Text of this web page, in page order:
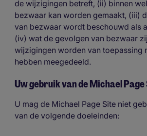
de wijzigingen betreft, (ii) binnen
bezwaar kan worden gemaakt, (iii)
van bezwaar wordt beschouwd als
(iv) wat de gevolgen van bezwaar
wijzigingen worden van toepassing
hebben meegedeeld.
Uw gebruik van de Michael
U mag de Michael Page Site niet
van de volgende doeleinden: